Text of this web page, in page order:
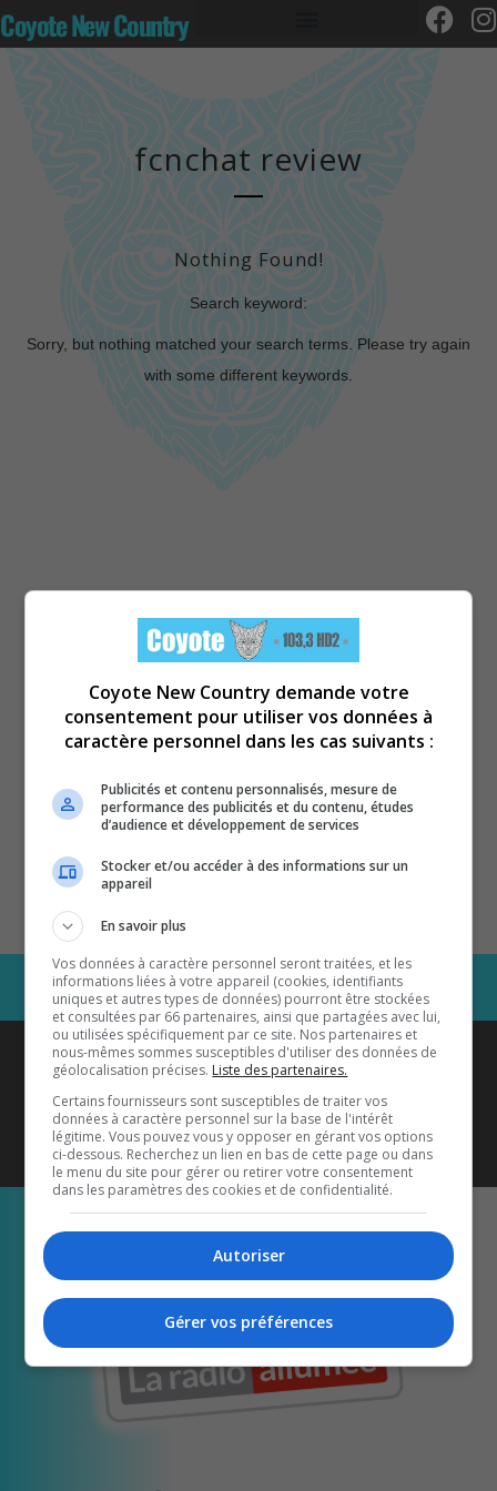
Coyote New Country
fcnchat review
Nothing Found!
Search keyword:
Sorry, but nothing matched your search terms. Please try again
with some different keywords.
Coyote New Countryest diffusé
également sur1033 HD2
Écoutez-nous aussi sur…
Coyote New Country demande votre
consentement pour utiliser vos données à
caractère personnel dans les cas suivants :
Publicités et contenu personnalisés, mesure de
performance des publicités et du contenu, études
d’audience et développement de services
Stocker et/ou accéder à des informations sur un
appareil
En savoir plus
Vos données à caractère personnel seront traitées, et les
informations liées à votre appareil (cookies, identifiants
uniques et autres types de données) pourront être stockées
et consultées par 66 partenaires, ainsi que partagées avec lui,
ou utilisées spécifiquement par ce site. Nos partenaires et
nous-mêmes sommes susceptibles d'utiliser des données de
géolocalisation précises. Liste des partenaires.
Certains fournisseurs sont susceptibles de traiter vos
données à caractère personnel sur la base de l'intérêt
légitime. Vous pouvez vous y opposer en gérant vos options
ci-dessous. Recherchez un lien en bas de cette page ou dans
le menu du site pour gérer ou retirer votre consentement
dans les paramètres des cookies et de confidentialité.
Autoriser
Gérer vos préférences